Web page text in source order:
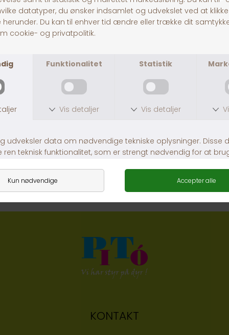
Dog Copenhagen Urban Freestyle
DKK 299,00
Dog Copenhagen Urban Freestyle
DKK 299,00
KONTAKT